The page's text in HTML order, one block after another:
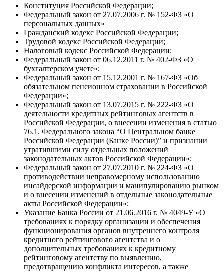
Конституция Российской Федерации;
Федеральный закон от 27.07.2006 г. № 152-ФЗ «О
персональных данных»
Гражданский кодекс Российской Федерации;
Трудовой кодекс Российской Федерации;
Налоговый кодекс Российской Федерации;
Федеральный закон от 06.12.2011 г. № 402-ФЗ «О
бухгалтерском учете»;
Федеральный закон от 15.12.2001 г. № 167-ФЗ «Об
обязательном пенсионном страховании в Российской
Федерации»;
Федеральный закон от 13.07.2015 г. № 222-ФЗ «О
деятельности кредитных рейтинговых агентств в
Российской Федерации, о внесении изменения в статью
76.1. Федерального закона “О Центральном банке
Российской Федерации (Банке России)” и признании
утратившими силу отдельных положений
законодательных актов Российской Федерации»;
Федеральный закон от 27.07.2010 г. № 224-ФЗ «О
противодействии неправомерному использованию
инсайдерской информации и манипулированию рынком
и о внесении изменений в отдельные законодательные
акты Российской Федерации»;
Указание Банка России от 21.06.2016 г. № 4049-У «О
требованиях к порядку организации и обеспечения
функционирования органов внутреннего контроля
кредитного рейтингового агентства и о
дополнительных требованиях к кредитному
рейтинговому агентству по выявлению,
предотвращению конфликта интересов, а также